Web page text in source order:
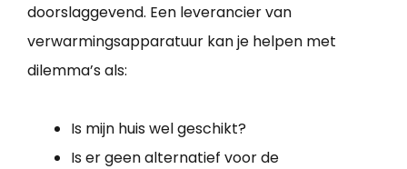
doorslaggevend. Een leverancier van
verwarmingsapparatuur kan je helpen met
dilemma’s als:
Is mijn huis wel geschikt?
Is er geen alternatief voor de